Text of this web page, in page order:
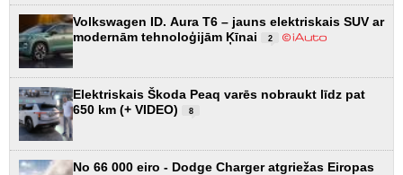
Volkswagen ID. Aura T6 – jauns elektriskais SUV ar
modernām tehnoloģijām Ķīnai
2
Elektriskais Škoda Peaq varēs nobraukt līdz pat
650 km (+ VIDEO)
8
No 66 000 eiro - Dodge Charger atgriežas Eiropas